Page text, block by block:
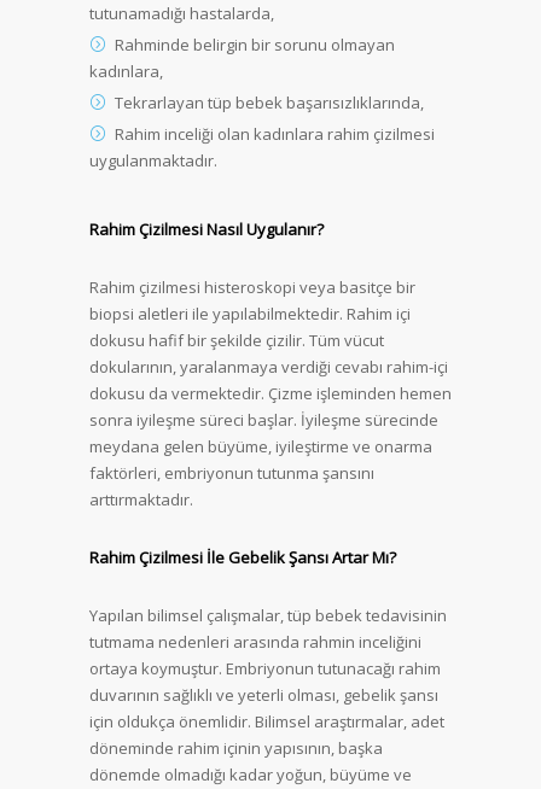
tutunamadığı hastalarda,
Rahminde belirgin bir sorunu olmayan
kadınlara,
Tekrarlayan tüp bebek başarısızlıklarında,
Rahim inceliği olan kadınlara rahim çizilmesi
uygulanmaktadır.
Rahim Çizilmesi Nasıl Uygulanır?
Rahim çizilmesi histeroskopi veya basitçe bir
biopsi aletleri ile yapılabilmektedir. Rahim içi
dokusu hafif bir şekilde çizilir. Tüm vücut
dokularının, yaralanmaya verdiği cevabı rahim-içi
dokusu da vermektedir. Çizme işleminden hemen
sonra iyileşme süreci başlar. İyileşme sürecinde
meydana gelen büyüme, iyileştirme ve onarma
faktörleri, embriyonun tutunma şansını
arttırmaktadır.
Rahim Çizilmesi İle Gebelik Şansı Artar Mı?
Yapılan bilimsel çalışmalar, tüp bebek tedavisinin
tutmama nedenleri arasında rahmin inceliğini
ortaya koymuştur. Embriyonun tutunacağı rahim
duvarının sağlıklı ve yeterli olması, gebelik şansı
için oldukça önemlidir. Bilimsel araştırmalar, adet
döneminde rahim içinin yapısının, başka
dönemde olmadığı kadar yoğun, büyüme ve